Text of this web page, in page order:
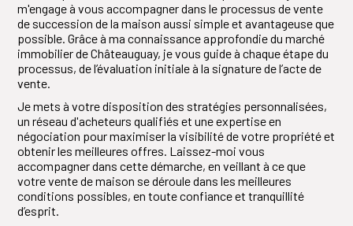
m'engage à vous accompagner dans le processus de vente
de succession de la maison aussi simple et avantageuse que
possible. Grâce à ma connaissance approfondie du marché
immobilier de Châteauguay, je vous guide à chaque étape du
processus, de l’évaluation initiale à la signature de l’acte de
vente.
Je mets à votre disposition des stratégies personnalisées,
un réseau d'acheteurs qualifiés et une expertise en
négociation pour maximiser la visibilité de votre propriété et
obtenir les meilleures offres. Laissez-moi vous
accompagner dans cette démarche, en veillant à ce que
votre vente de maison se déroule dans les meilleures
conditions possibles, en toute confiance et tranquillité
d’esprit.